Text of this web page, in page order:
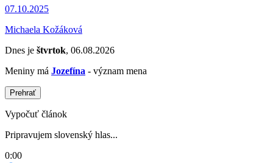
07.10.2025
Michaela Kožáková
Dnes je štvrtok, 06.08.2026
Meniny má Jozefína - význam mena
Prehrať
Vypočuť článok
Pripravujem slovenský hlas...
0:00